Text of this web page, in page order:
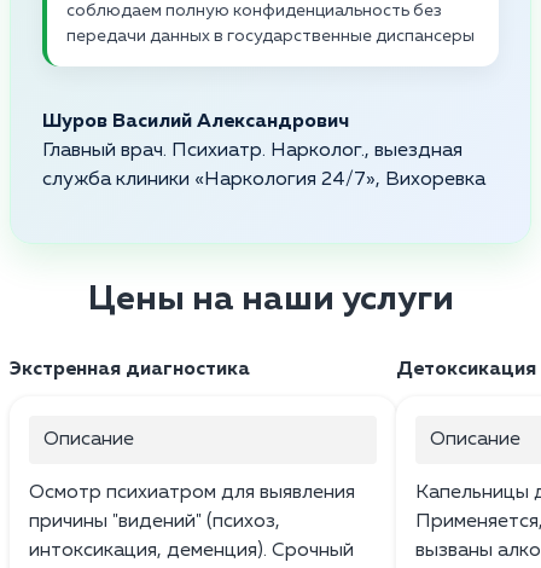
соблюдаем полную конфиденциальность без
передачи данных в государственные диспансеры
Шуров Василий Александрович
Главный врач. Психиатр. Нарколог., выездная
служба клиники «Наркология 24/7», Вихоревка
Цены на наши услуги
Экстренная диагностика
Описание
Осмотр психиатром для выявления
причины "видений" (психоз,
интоксикация, деменция). Срочный
Описание
Капельницы
вызваны